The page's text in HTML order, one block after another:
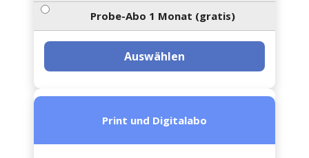
Probe-Abo 1 Monat (gratis)
Auswählen
Print und Digitalabo